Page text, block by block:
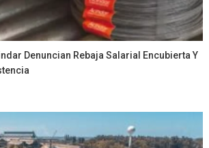
Denuncian Rebaja Salarial Encubierta Y